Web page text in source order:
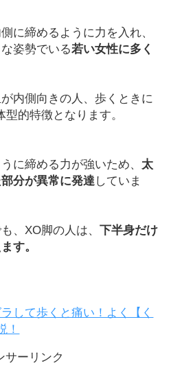
に締めるように力を入れ、
姿勢でいる若い女性に多く
内側向きの人、歩くときに
的特徴となります。
に締める力が強いため、 太
分が異常に発達 していま
、XO脚の人は、下半身だけ
す。
して歩くと痛い！よく【く
！
サーリンク